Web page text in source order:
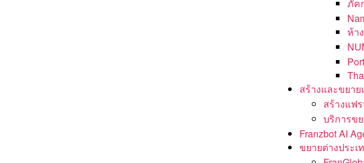
ภัค
ห้า
สร้างและขยา
สร้างแฟ
บริการข
Franzbot AI
ขยายต่างประเ